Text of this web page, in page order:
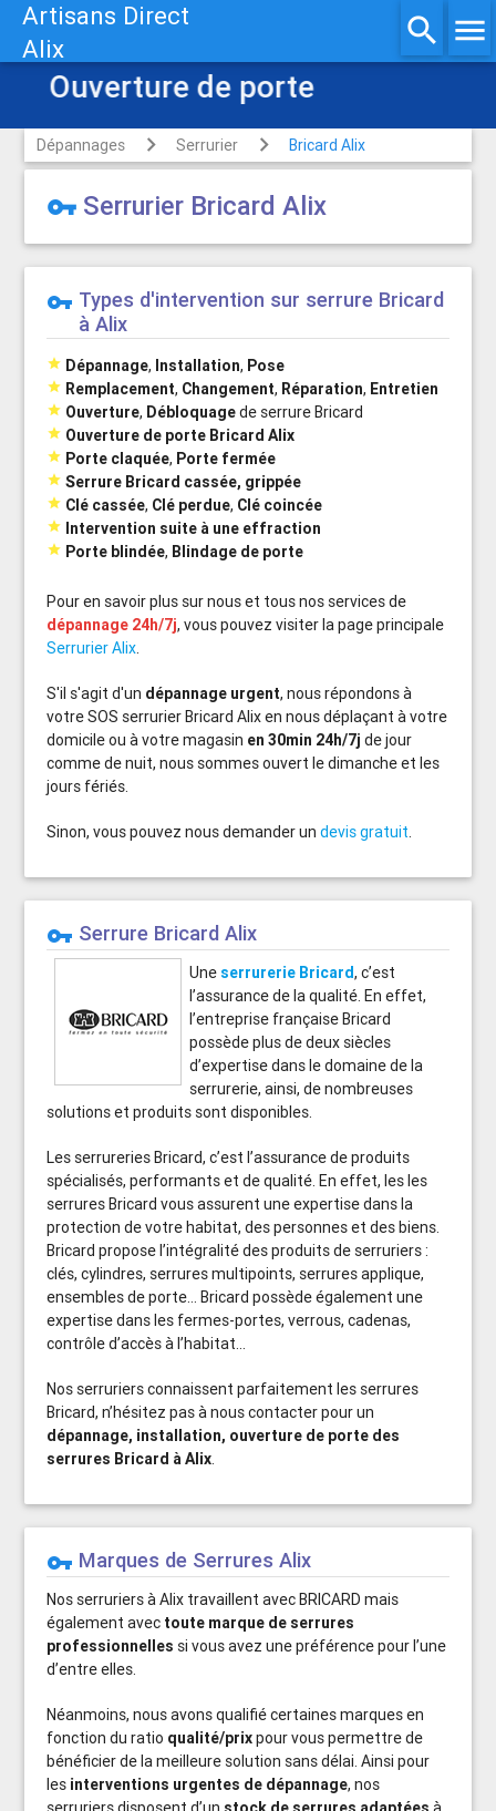
Artisans Direct
Alix
search menu
Ouverture de porte
Dépannages Serrurier Bricard Alix
vpn_key Serrurier Bricard Alix
vpn_key Types d'intervention sur serrure Bricard
à Alix
 Dépannage, Installation, Pose
 Remplacement, Changement, Réparation, Entretien
 Ouverture, Débloquagede serrure Bricard
 Ouverture de porte Bricard Alix
 Porte claquée, Porte fermée
 Serrure Bricard cassée, grippée
 Clé cassée, Clé perdue, Clé coincée
 Intervention suite à une effraction
 Porte blindée, Blindage de porte
Pour en savoir plus sur nous et tous nos services de
dépannage 24h/7j, vous pouvez visiter la page principale
Serrurier Alix.
S'il s'agit d'un dépannage urgent, nous répondons à
votre SOS serrurier Bricard Alix en nous déplaçant à votre
domicile ou à votre magasin en 30min 24h/7j de jour
comme de nuit, nous sommes ouvert le dimanche et les
jours fériés.
Sinon, vous pouvez nous demander undevis gratuit.
vpn_key Serrure Bricard Alix
Uneserrurerie Bricard, c’est
l’assurance de la qualité. En effet,
l’entreprise française Bricard
possède plus de deux siècles
d’expertise dans le domaine de la
serrurerie, ainsi, de nombreuses
solutions et produits sont disponibles.
Les serrureries Bricard, c’est l’assurance de produits
spécialisés, performants et de qualité. En effet, les les
serrures Bricard vous assurent une expertise dans la
protection de votre habitat, des personnes et des biens.
Bricard propose l’intégralité des produits de serruriers :
clés, cylindres, serrures multipoints, serrures applique,
ensembles de porte… Bricard possède également une
expertise dans les fermes-portes, verrous, cadenas,
contrôle d’accès à l’habitat…
Nos serruriers connaissent parfaitement les serrures
Bricard, n’hésitez pas à nous contacter pour un
dépannage, installation, ouverture de porte des
serrures Bricard à Alix.
vpn_key Marques de Serrures Alix
Nos serruriers à Alix travaillent avec BRICARD mais
également avec toute marque de serrures
professionnelles si vous avez une préférence pour l’une
d’entre elles.
Néanmoins, nous avons qualifié certaines marques en
fonction du ratio qualité/prixpour vous permettre de
bénéficier de la meilleure solution sans délai. Ainsi pour
les interventions urgentes de dépannage, nos